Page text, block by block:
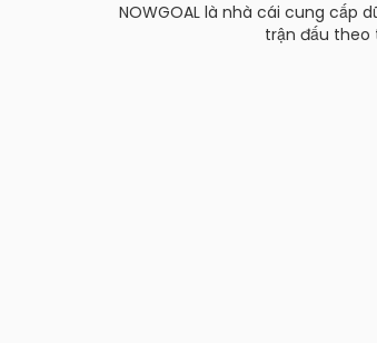
NOWGOAL là nhà cái cung cấp
trận đấu theo